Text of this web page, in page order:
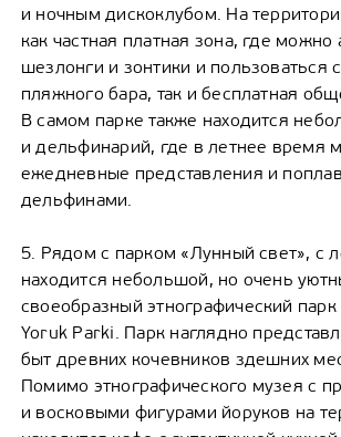
и ночным дискоклубом. На
как частная платная зона, где можно
шезлонги и зонтики и пользоваться
пляжного бара, так и бесплатная
В самом парке также находится
и дельфинарий, где в летнее время
ежедневные представления и
дельфинами.
5. Рядом с парком «Лунный свет», с
находится небольшой, но очень
своеобразный этнографический
Yoruk Parki. Парк наглядно
быт древних кочевников здешних
Помимо этнографического музея с
и восковыми фигурами йоруков на